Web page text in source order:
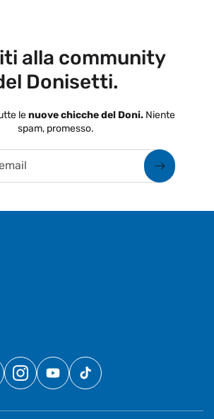
alla community
Donisetti.
lenuove chicche del Doni. Niente
spam, promesso.
Instagram
YouTubeTikTok